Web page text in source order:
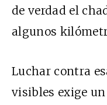
de verdad el
algunos
Luchar contra
visibles exige